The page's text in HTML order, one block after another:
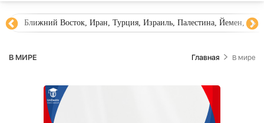
Ближний Восток, Иран, Турция, Израиль, Палестина, Йемен,
В МИРЕ Главная В мире